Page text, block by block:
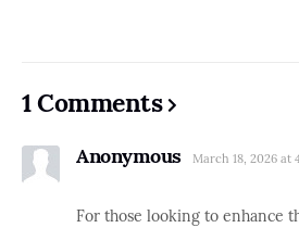
1 Comments
Anonymous March 18, 2026 at
For those looking to enhance